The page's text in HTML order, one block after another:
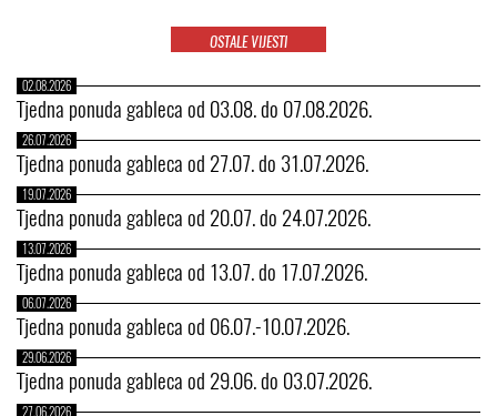
OSTALE VIJESTI
02.08.2026
Tjedna ponuda gableca od 03.08. do 07.08.2026.
26.07.2026
Tjedna ponuda gableca od 27.07. do 31.07.2026.
19.07.2026
Tjedna ponuda gableca od 20.07. do 24.07.2026.
13.07.2026
Tjedna ponuda gableca od 13.07. do 17.07.2026.
06.07.2026
Tjedna ponuda gableca od 06.07.-10.07.2026.
29.06.2026
Tjedna ponuda gableca od 29.06. do 03.07.2026.
27.06.2026